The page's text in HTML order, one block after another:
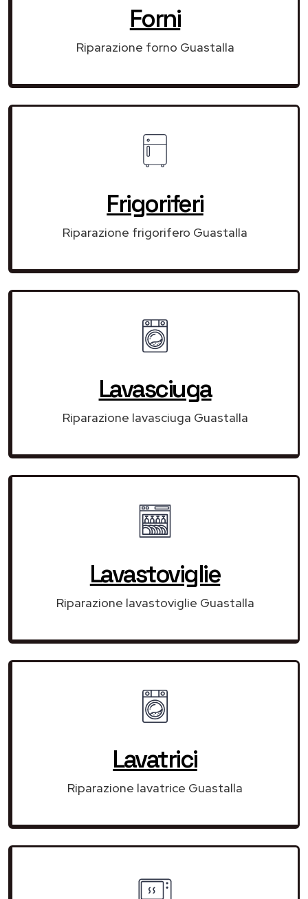
Forni
Riparazione forno Guastalla
Frigoriferi
Riparazione frigorifero Guastalla
Lavasciuga
Riparazione lavasciuga Guastalla
Lavastoviglie
Riparazione lavastoviglie Guastalla
Lavatrici
Riparazione lavatrice Guastalla